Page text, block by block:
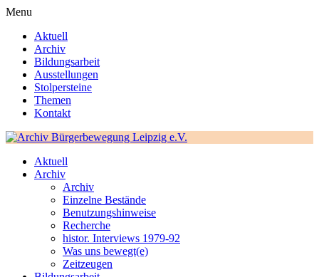
Menu
Aktuell
Archiv
Bildungsarbeit
Ausstellungen
Stolpersteine
Themen
Kontakt
Aktuell
Archiv
Archiv
Einzelne Bestände
Benutzungshinweise
Recherche
histor. Interviews 1979-92
Was uns bewegt(e)
Zeitzeugen